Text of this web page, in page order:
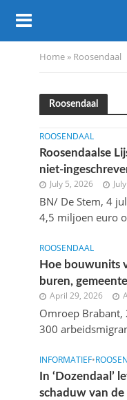
Home» Roosendaal
Roosendaal
ROOSENDAAL
Roosendaalse
niet-
July 5, 2026
BN/ De Stem, 4
4,5 miljoen euro
ROOSENDAAL
Hoe bouwunits
buren,
April 29, 2026
Omroep Brabant,
300
INFORMATIEF•
In ‘Dozendaal’
schaduw van de